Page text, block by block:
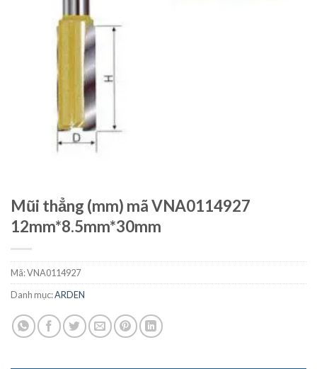
Mũi thẳng (mm) mã VNA0114927
12mm*8.5mm*30mm
Mã:VNA0114927
Danh mục:ARDEN